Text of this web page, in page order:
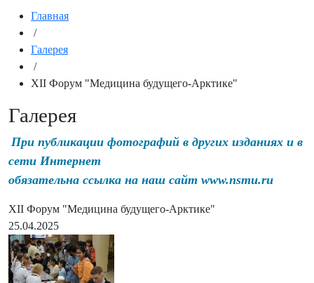
Главная
/
Галерея
/
XII Форум "Медицина будущего-Арктике"
Галерея
При публикации фотографий в других изданиях и в
сети Интернет
обязательна ссылка на наш сайт www.nsmu.ru
XII Форум "Медицина будущего-Арктике"
25.04.2025